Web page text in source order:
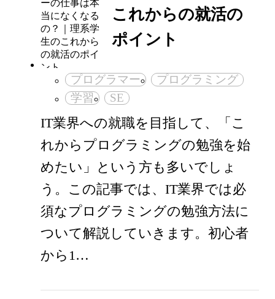
これからの就活の
ポイント
プログラマー
プログラミング
学習
SE
IT業界への就職を目指して、「こ
れからプログラミングの勉強を始
めたい」という方も多いでしょ
う。この記事では、IT業界では必
須なプログラミングの勉強方法に
ついて解説していきます。初心者
から1…